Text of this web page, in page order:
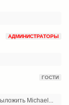
АДМИНИСТРАТОРЫ
ГОСТИ
Michael...